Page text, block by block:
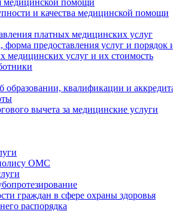
медицинской помощи
и качества медицинской помощи
платных медицинских услуг
форма предоставления услуг и порядок
медицинских услуг и их стоимость
образовании, квалификации и
вычета за медицинские услуги
ОМС
граждан в сфере охраны здоровья
распорядка